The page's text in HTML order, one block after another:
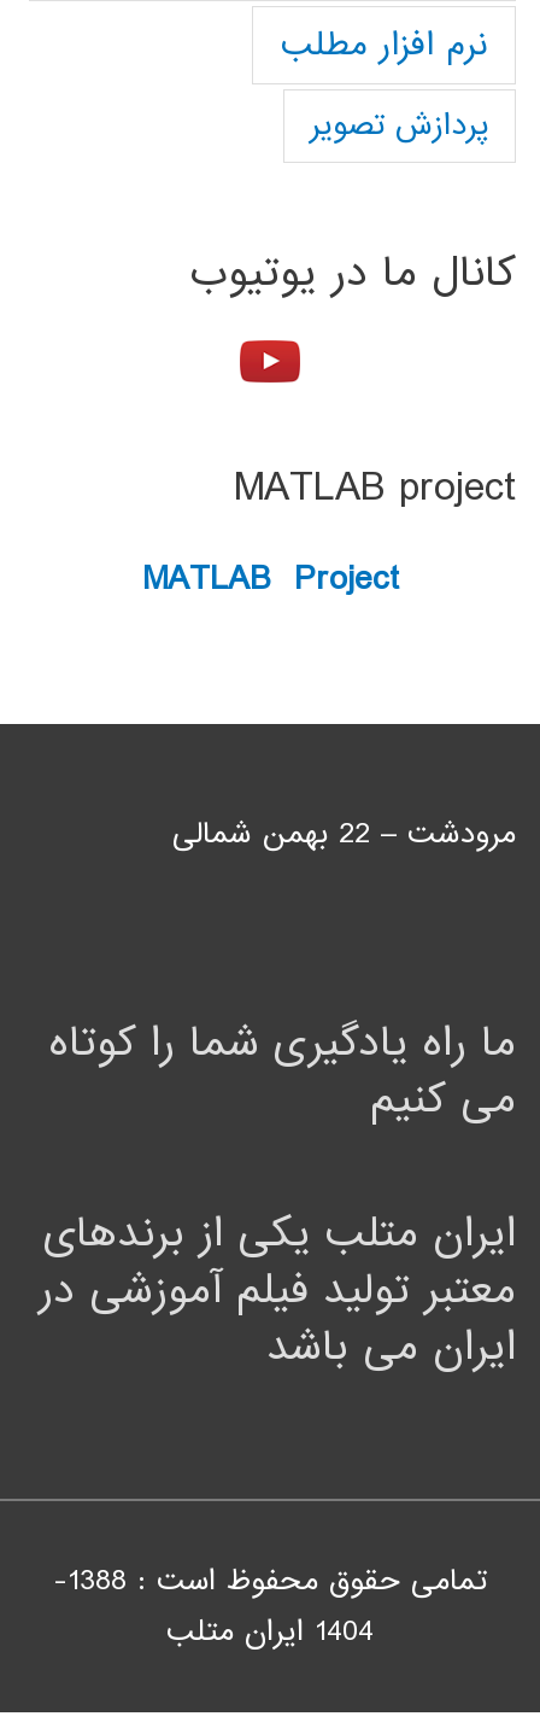
نرم افزار مطلب
پردازش تصویر
کانال ما در یوتیوب
MATLAB project
MATLAB Project
مرودشت – 22 بهمن شمالی
ما راه یادگیری شما را کوتاه
می کنیم
ایران متلب یکی از برندهای
معتبر تولید فیلم آموزشی در
ایران می باشد
تمامی حقوق محفوظ است : 1388-
1404 ايران متلب